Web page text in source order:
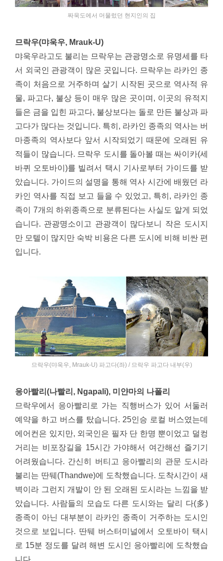
짜욱도에서 머물렀던 현지인의 집
므락우(먀욱우, Mrauk-U)
먀욱우라고도 불리는 므락우는 관광명소로 유명세를 타
서 외국인 관광객이 많은 곳입니다. 므락우는 라카인 종
족이 처음으로 거주하며 살기 시작된 곳으로 역사적 유
물, 파고다, 불상 등이 매우 많은 곳이며, 이곳의 유적지
들은 금을 입힌 파고다, 불상보다는 돌로 만든 불상과 파
고다가 많다는 것입니다. 특히, 라카인 종족의 역사는 버
마종족의 역사보다 앞서 시작되었기 때문에 오래된 유
적들이 많습니다. 므락우 도시를 돌아볼 때는 싸이카(세
바퀴 오토바이)를 빌려서 택시 기사로부터 가이드를 받
았습니다. 가이드의 설명을 통해 역사 시간에 배웠던 라
카인 역사를 직접 보고 들을 수 있었고, 특히, 라카인 종
족이 7개의 하위종족으로 분류된다는 사실도 알게 되었
습니다. 관광명소이고 관광객이 많다보니 작은 도시지
만 모텔이 많지만 숙박 비용은 다른 도시에 비해 비싼 편
입니다.
므락우(먀욱우, Mrauk-U) 파고다(좌) / 므락우 파고다 내부(우)
응아빨리(나빨리, Ngapali), 미얀마의 나폴리
므락우에서 응아빨리로 가는 직행버스가 있어 서둘러
예약을 하고 버스를 탔습니다. 25인승 로컬 버스였는데
에어컨은 있지만, 외국인은 필자 단 한명 뿐이었고 덜컹
거리는 비포장길을 15시간 가야해서 여간해선 즐기기
어려웠습니다. 간신히 버티고 응아빨리의 관문 도시라
불리는 딴뒈(Thandwe)에 도착했습니다. 도착시간이 새
벽이라 그런지 개발이 안 된 오래된 도시라는 느낌을 받
았습니다. 사람들의 모습도 다른 도시와는 달리 다(多)
종족이 아닌 대부분이 라카인 종족이 거주하는 도시인
것으로 보입니다. 딴뒈 버스터미널에서 오토바이 택시
로 15분 정도를 달려 해변 도시인 응아빨리에 도착했습